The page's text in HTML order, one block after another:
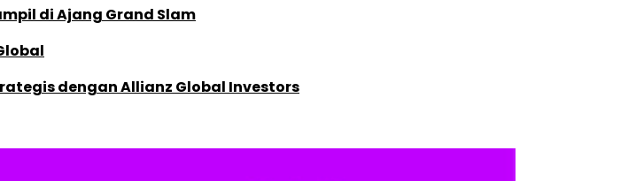
di Ajang Grand Slam
dengan Allianz Global Investors